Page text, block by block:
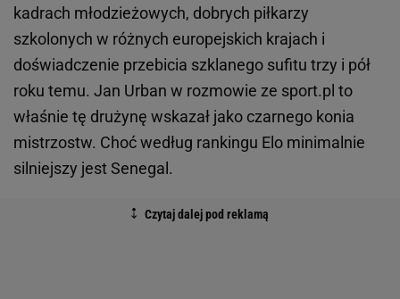
kadrach młodzieżowych, dobrych piłkarzy
szkolonych w różnych europejskich krajach i
doświadczenie przebicia szklanego sufitu trzy i pół
roku temu. Jan Urban w rozmowie ze sport.pl to
właśnie tę drużynę wskazał jako czarnego konia
mistrzostw. Choć według rankingu Elo minimalnie
silniejszy jest Senegal.